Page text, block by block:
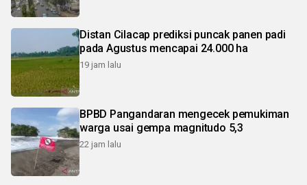
Distan Cilacap prediksi puncak panen padi
pada Agustus mencapai 24.000 ha
19 jam lalu
BPBD Pangandaran mengecek pemukiman
warga usai gempa magnitudo 5,3
22 jam lalu